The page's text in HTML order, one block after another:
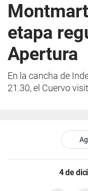
etapa
Apertura
En la cancha de
21.30, el Cuervo
4 de